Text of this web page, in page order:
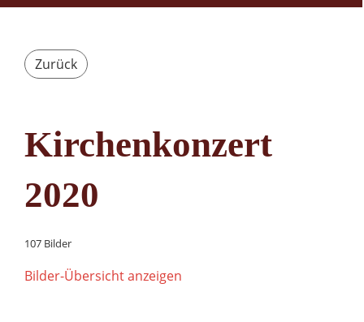
Zurück
Kirchenkonzert
2020
107 Bilder
Bilder-Übersicht anzeigen